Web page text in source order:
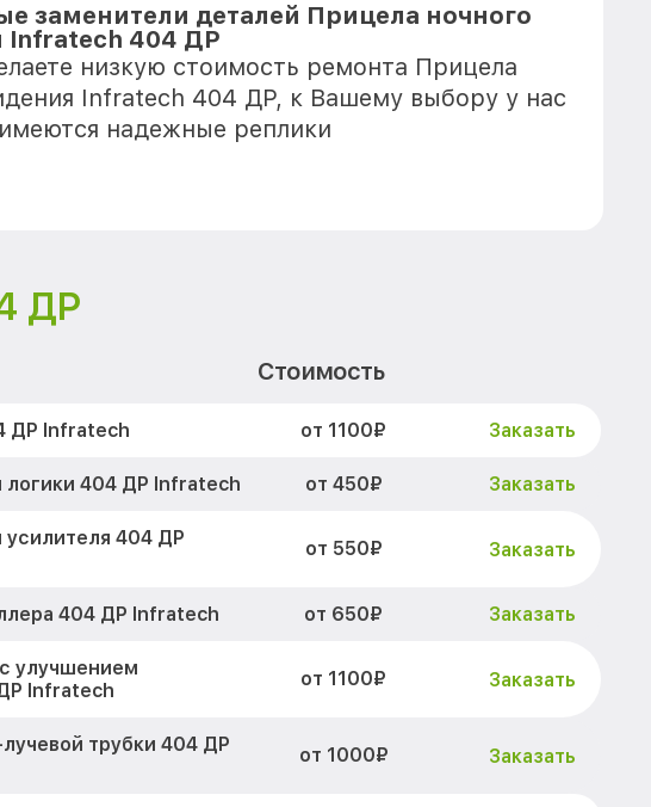
заменители деталей Прицела ночного
Infratech 404 ДР
низкую стоимость ремонта Прицела
Infratech 404 ДР, к Вашему выбору у нас
надежные реплики
ДР
Стоимость
ДР Infratech от 1100₽ Заказать
404 ДР Infratech от 450₽ Заказать
404 ДР
от 550₽ Заказать
404 ДР Infratech от 650₽ Заказать
улучшением
Infratech
от 1100₽ Заказать
трубки 404 ДР
от 1000₽ Заказать